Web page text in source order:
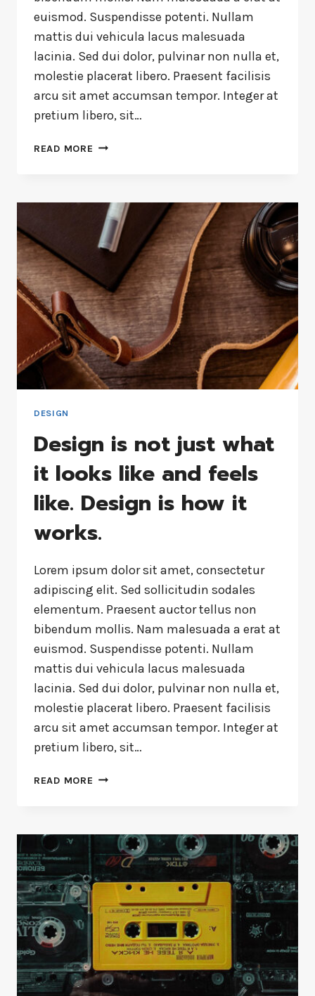
euismod. Suspendisse potenti. Nullam
mattis dui vehicula lacus malesuada
lacinia. Sed dui dolor, pulvinar non nulla et,
molestie placerat libero. Praesent facilisis
arcu sit amet accumsan tempor. Integer at
pretium libero, sit…
READ MORE
DESIGN
Design is not just what
it looks like and feels
like. Design is how it
works.
Lorem ipsum dolor sit amet, consectetur
adipiscing elit. Sed sollicitudin sodales
elementum. Praesent auctor tellus non
bibendum mollis. Nam malesuada a erat at
euismod. Suspendisse potenti. Nullam
mattis dui vehicula lacus malesuada
lacinia. Sed dui dolor, pulvinar non nulla et,
molestie placerat libero. Praesent facilisis
arcu sit amet accumsan tempor. Integer at
pretium libero, sit…
READ MORE